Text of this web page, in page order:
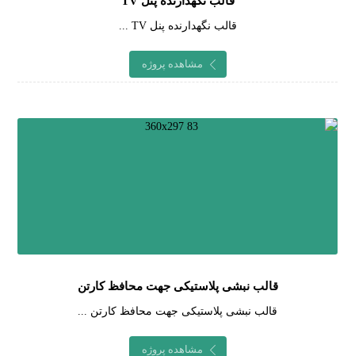
قالب نگهدارنده پنل TV ...
مشاهده پروژه
قالب نبشی پلاستیکی جهت محافظ کارتن
قالب نبشی پلاستیکی جهت محافظ کارتن ...
مشاهده پروژه